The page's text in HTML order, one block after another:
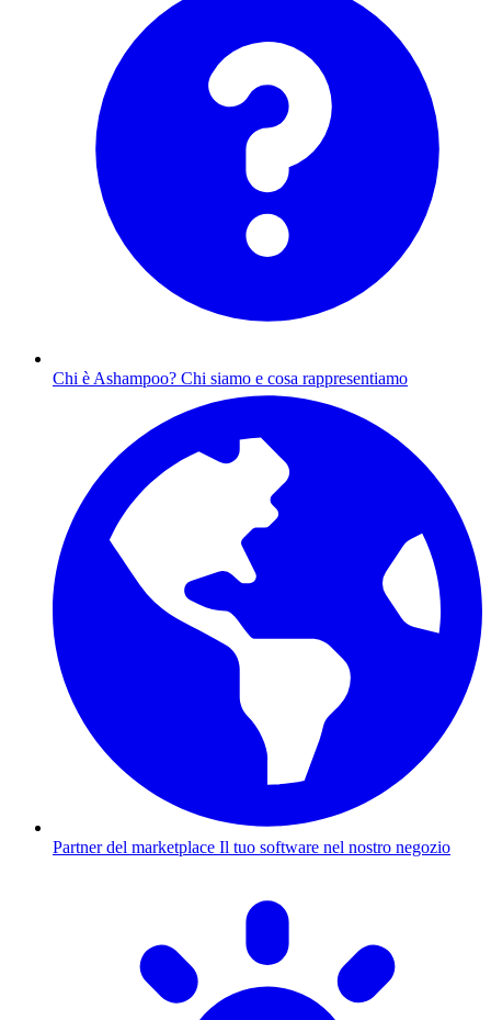
Chi è Ashampoo? Chi siamo e cosa rappresentiamo
Partner del marketplace Il tuo software nel nostro negozio